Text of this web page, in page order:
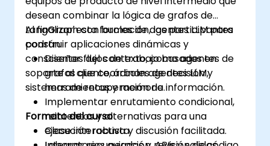
desean combinar la lógica de grafos de
LangGraph con bucles de agentes LLM para
construir aplicaciones dinámicas y
conscientes del contexto, como agentes de
soporte al cliente, árboles de decisión y
sistemas de recuperación de información.
Al finalizar esta formación, los participantes
podrán:
Diseñar flujos de trabajo basados en
grafos que coordinan agentes LLM,
herramientas y memoria.
Implementar enrutamiento condicional,
reintentos y alternativas para una
ejecución robusta.
Formato del curso
Clase interactiva y discusión facilitada.